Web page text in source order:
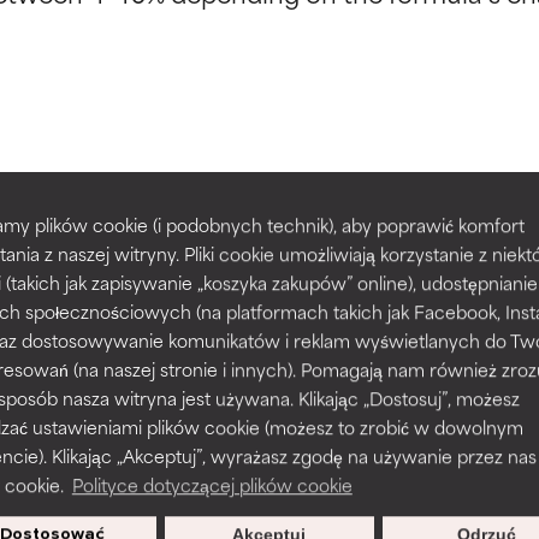
plików cookie (i podobnych technik), aby poprawić komfort
z naszej witryny. Pliki cookie umożliwiają korzystanie z
jak zapisywanie „koszyka zakupów” online),
społecznościowych (na platformach takich jak Facebook,
dostosowywanie komunikatów i reklam wyświetlanych do
(na naszej stronie i innych). Pomagają nam również
nasza witryna jest używana. Klikając „Dostosuj”, możesz
ustawieniami plików cookie (możesz to zrobić w dowolnym
Klikając „Akceptuj”, wyrażasz zgodę na używanie przez nas
Polityce dotyczącej plików cookie
Dostosować Odrzuć
Akceptuj
Według rutynowych kroków
KROK 1: OCZYSZCZANIE
Defense Cleanser
Każdy rodzaj skóry
tekstury, stabilności lub penetracji formuły.
ale może mieć problemy estetyczne, stabilności lub inne,
użyteczność.
podrażnienia. Ryzyko wzrasta w połączeniu z innymi
składnikami.
tekstury, stabilności lub penetracji formuły.
ale może mieć problemy estetyczne, stabilności lub inne,
użyteczność.
podrażnienia. Ryzyko wzrasta w połączeniu z innymi
składnikami.